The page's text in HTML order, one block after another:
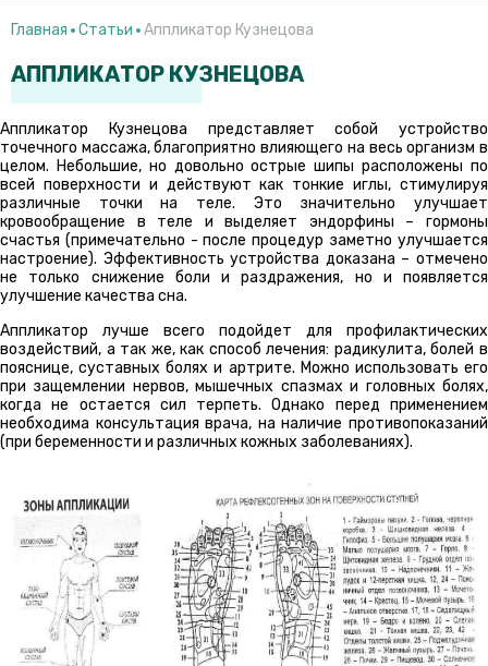
Главная Статьи Аппликатор Кузнецова
АППЛИКАТОР КУЗНЕЦОВА
Аппликатор Кузнецова представляет собой устройство
точечного массажа, благоприятно влияющего на весь организм в
целом. Небольшие, но довольно острые шипы расположены по
всей поверхности и действуют как тонкие иглы, стимулируя
различные точки на теле. Это значительно улучшает
кровообращение в теле и выделяет эндорфины – гормоны
счастья (примечательно - после процедур заметно улучшается
настроение). Эффективность устройства доказана – отмечено
не только снижение боли и раздражения, но и появляется
улучшение качества сна.
Аппликатор лучше всего подойдет для профилактических
воздействий, а так же, как способ лечения: радикулита, болей в
пояснице, суставных болях и артрите. Можно использовать его
при защемлении нервов, мышечных спазмах и головных болях,
когда не остается сил терпеть. Однако перед применением
необходима консультация врача, на наличие противопоказаний
(при беременности и различных кожных заболеваниях).